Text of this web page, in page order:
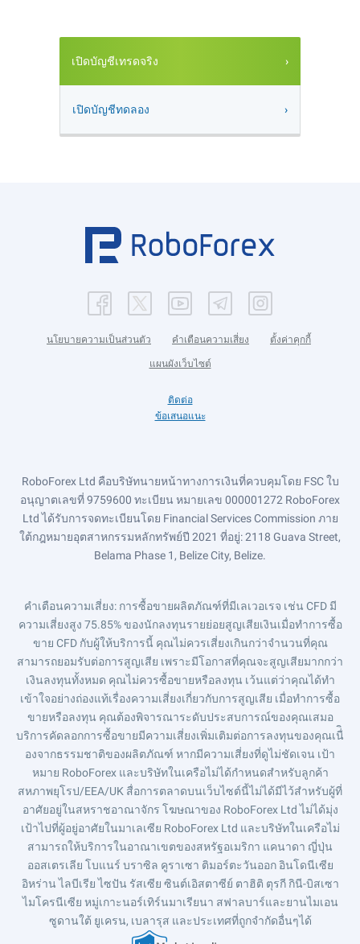
เปิดบัญชีเทรดจริง
เปิดบัญชีทดลอง
นโยบายความเป็นส่วนตัว คำเตือนความเสี่ยง ตั้งค่าคุกกี้
แผนผังเว็บไซต์
ติดต่อ
ข้อเสนอแนะ
RoboForex Ltd คือบริษัทนายหน้าทางการเงินที่ควบคุมโดย FSC ใบ
อนุญาตเลขที่ 9759600 ทะเบียน หมายเลข 000001272 RoboForex
Ltd ได้รับการจดทะเบียนโดย Financial Services Commission ภาย
ใต้กฎหมายอุตสาหกรรมหลักทรัพย์ปี 2021 ที่อยู่: 2118 Guava Street,
Belama Phase 1, Belize City, Belize.
คำเตือนความเสี่ยง: การซื้อขายผลิตภัณฑ์ที่มีเลเวอเรจ เช่น CFD มี
ความเสี่ยงสูง 75.85% ของนักลงทุนรายย่อยสูญเสียเงินเมื่อทำการซื้อ
ขาย CFD กับผู้ให้บริการนี้ คุณไม่ควรเสี่ยงเกินกว่าจำนวนที่คุณ
สามารถยอมรับต่อการสูญเสีย เพราะมีโอกาสที่คุณจะสูญเสียมากกว่า
เงินลงทุนทั้งหมด คุณไม่ควรซื้อขายหรือลงทุน เว้นแต่ว่าคุณได้ทำ
เข้าใจอย่างถ่องแท้เรื่องความเสี่ยงเกี่ยวกับการสูญเสีย เมื่อทำการซื้อ
ขายหรือลงทุน คุณต้องพิจารณาระดับประสบการณ์ของคุณเสมอ
บริการคัดลอกการซื้อขายมีความเสี่ยงเพิ่มเติมต่อการลงทุนของคุณเนื่ิ
องจากธรรมชาติของผลิตภัณฑ์ หากมีความเสี่ยงที่ดูไม่ชัดเจน เป้า
หมาย RoboForex และบริษัทในเครือไม่ได้กำหนดสำหรับลูกค้า
สหภาพยุโรป/EEA/UK สื่อการตลาดบนเว็บไซต์นี้ไม่ได้มีไว้สำหรับผู้ที่
อาศัยอยู่ในสหราชอาณาจักร โฆษณาของ RoboForex Ltd ไม่ได้มุ่ง
เป้าไปที่ผู้อยู่อาศัยในมาเลเซีย RoboForex Ltd และบริษัทในเครือไม่
สามารถให้บริการในอาณาเขตของสหรัฐอเมริกา แคนาดา ญี่ปุ่น
ออสเตรเลีย โบแนร์ บราซิล คูราเซา ติมอร์ตะวันออก อินโดนีเซีย
อิหร่าน ไลบีเรีย ไซปัน รัสเซีย ซินต์เอิสตาซีย์ ตาฮิติ ตุรกี กินี-บิสเซา
ไมโครนีเซีย หมู่เกาะนอร์เทิร์นมาเรียนา สฟาลบาร์และยานไมเอน
ซูดานใต้ ยูเครน, เบลารุส และประเทศที่ถูกจำกัดอื่นๆได้